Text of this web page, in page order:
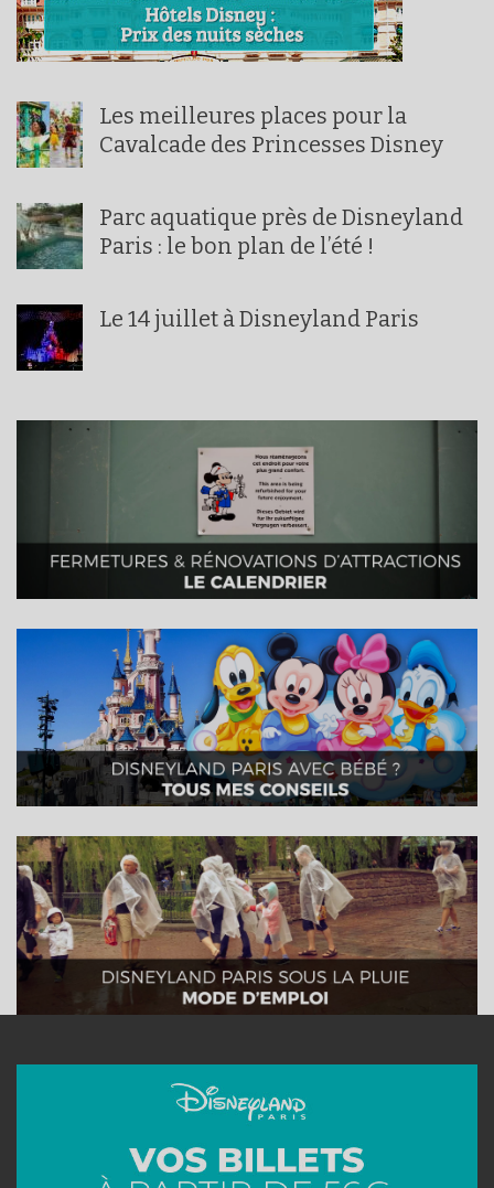
Les meilleures places pour la
Cavalcade des Princesses Disney
Parc aquatique près de Disneyland
Paris : le bon plan de l’été !
Le 14 juillet à Disneyland Paris